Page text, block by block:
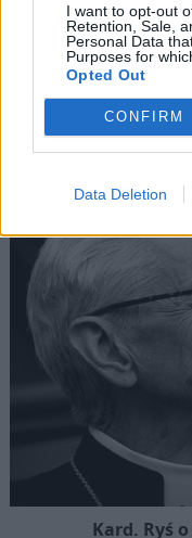
I want to opt-out
Retention, Sale,
Personal Data
Purposes for
Opted Out
CONFIRM
Data Deletion
Kard. Ryś